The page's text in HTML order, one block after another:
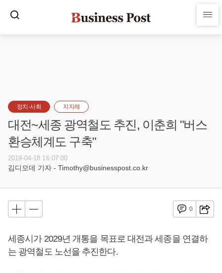
정치·사회 지자체
대전~세종 광역철도 추진, 이춘희 "버스
환승체계도 구축"
2019-04-18 16:07:00
김디모데 기자 - Timothy@businesspost.co.kr
0
세종시가 2029년 개통을 목표로 대전과 세종을 연결하
는 광역철도 노선을 추진한다.